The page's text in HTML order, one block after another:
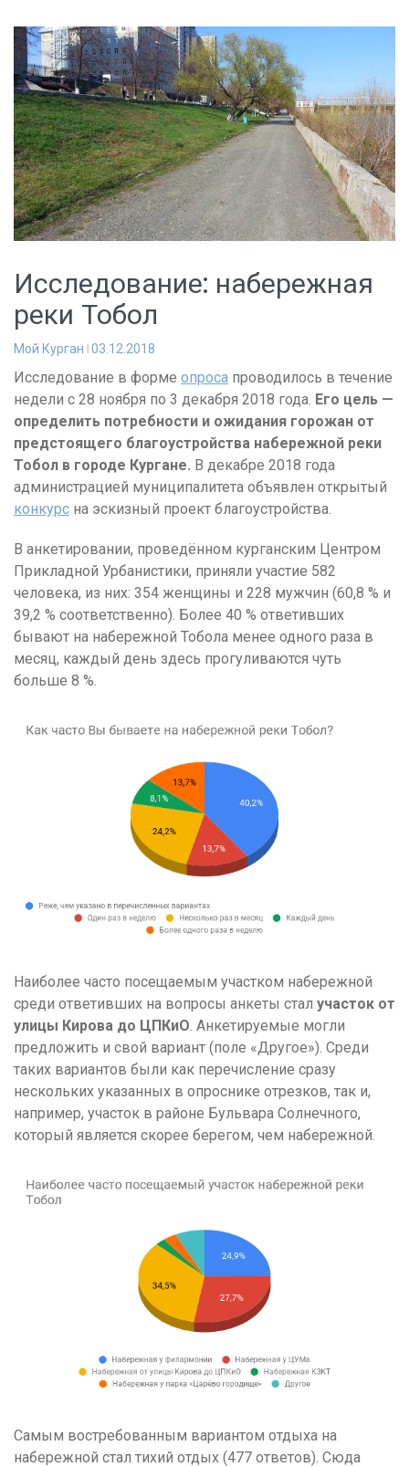
Исследование: набережная
реки Тобол
Мой Курган 03.12.2018
Исследование в форме опроса проводилось в течение
недели с 28 ноября по 3 декабря 2018 года. Его цель —
определить потребности и ожидания горожан от
предстоящего благоустройства набережной реки
Тобол в городе Кургане. В декабре 2018 года
администрацией муниципалитета объявлен открытый
конкурс на эскизный проект благоустройства.
В анкетировании, проведённом курганским Центром
Прикладной Урбанистики, приняли участие 582
человека, из них: 354 женщины и 228 мужчин (60,8 % и
39,2 % соответственно). Более 40 % ответивших
бывают на набережной Тобола менее одного раза в
месяц, каждый день здесь прогуливаются чуть
больше 8 %.
Наиболее часто посещаемым участком набережной
среди ответивших на вопросы анкеты стал участок от
улицы Кирова до ЦПКиО . Анкетируемые могли
предложить и свой вариант (поле «Другое»). Среди
таких вариантов были как перечисление сразу
нескольких указанных в опроснике отрезков, так и,
например, участок в районе Бульвара Солнечного,
который является скорее берегом, чем набережной.
Самым востребованным вариантом отдыха на
набережной стал тихий отдых (477 ответов). Сюда